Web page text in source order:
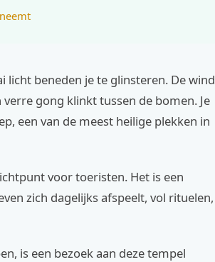
licht beneden je te glinsteren. De wind
gong klinkt tussen de bomen. Je
een van de meest heilige plekken in
voor toeristen. Het is een
zich dagelijks afspeelt, vol rituelen,
is een bezoek aan deze tempel